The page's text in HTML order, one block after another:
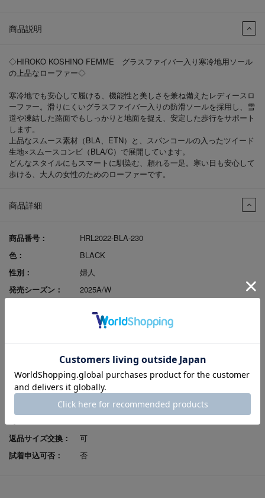
商品詳細
商品番号：
HRL2022-BLA-230
色：
BLACK
性別：
婦人
発売シーズン：
2025A/W
合成ゴム
製法：
セメント
ヒールの高さ：
4.0cm
原産国：
中国
足入れ感（幅）：
EEE
レビューポイント付 可
返品サイズ交換：
可
試着申込可否：
否
商品説明
◇HIROKO KOSHINO FEMME グラスファイバー入り寒冷地用ソール
の上品なローファー◇
寒冷地でも安心して履ける、機能性と美しさを兼ね備えたレディースロ
ーファー。滑りにくいグラスファイバー入りの防滑ソールを採用し、雪
道や凍結した路面でもしっかりと地面を捉え、安定した歩行をサポート
します。
上品なスムース素材（BLA、ETN）と、スパンコールの入ったツイード
生地×スムースコンビ（BLA/C）で展開しています。
どんなスタイルにもスマートに馴染む、頼れる一足。寒い日も安心して
歩ける、大人の女性のためのローファーです。